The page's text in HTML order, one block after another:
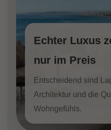
Echter Luxus
nur im Preis
Entscheidend sind
Architektur und die
Wohngefühls.